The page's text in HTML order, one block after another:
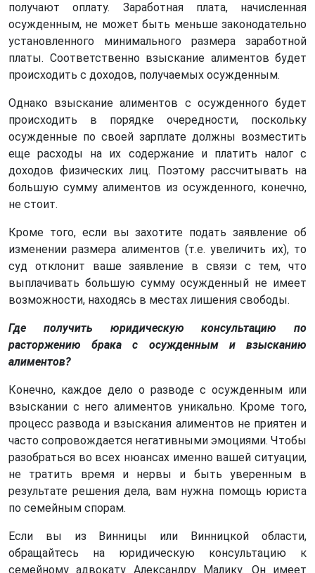
получают оплату. Заработная плата, начисленная
осужденным, не может быть меньше законодательно
установленного минимального размера заработной
платы. Соответственно взыскание алиментов будет
происходить с доходов, получаемых осужденным.
Однако взыскание алиментов с осужденного будет
происходить в порядке очередности, поскольку
осужденные по своей зарплате должны возместить
еще расходы на их содержание и платить налог с
доходов физических лиц. Поэтому рассчитывать на
большую сумму алиментов из осужденного, конечно,
не стоит.
Кроме того, если вы захотите подать заявление об
изменении размера алиментов (т.е. увеличить их), то
суд отклонит ваше заявление в связи с тем, что
выплачивать большую сумму осужденный не имеет
возможности, находясь в местах лишения свободы.
Где получить юридическую консультацию по
расторжению брака с осужденным и взысканию
алиментов?
Конечно, каждое дело о разводе с осужденным или
взыскании с него алиментов уникально. Кроме того,
процесс развода и взыскания алиментов не приятен и
часто сопровождается негативными эмоциями. Чтобы
разобраться во всех нюансах именно вашей ситуации,
не тратить время и нервы и быть уверенным в
результате решения дела, вам нужна помощь юриста
по семейным спорам.
Если вы из Винницы или Винницкой области,
обращайтесь на юридическую консультацию к
семейному адвокату Александру Малику. Он имеет